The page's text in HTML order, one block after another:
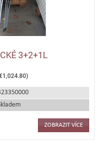
3+2+1L
ZOBRAZIT VÍCE